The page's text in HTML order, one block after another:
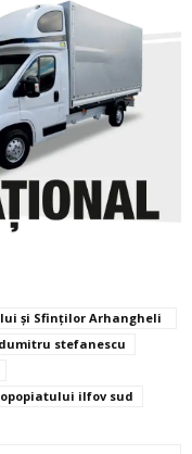
și Sfinților Arhangheli
stefanescu
ilfov sud